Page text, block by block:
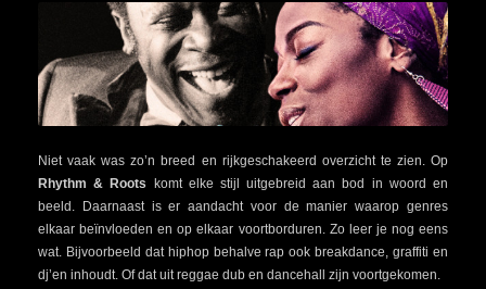
Niet vaak was zo’n breed en rijkgeschakeerd overzicht te zien. Op
Rhythm & Roots komt elke stijl uitgebreid aan bod in woord en
beeld. Daarnaast is er aandacht voor de manier waarop genres
elkaar beïnvloeden en op elkaar voortborduren. Zo leer je nog eens
wat. Bijvoorbeeld dat hiphop behalve rap ook breakdance, graffiti en
dj’en inhoudt. Of dat uit reggae dub en dancehall zijn voortgekomen.